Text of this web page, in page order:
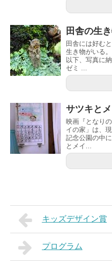
田舎の生
田舎には好む
生き物がいる
以下、写真に
ゼミ ...
サツキと
映画『となり
イの家」は、
記念公園の中
とメイ...
キッズデザイン賞
プログラム